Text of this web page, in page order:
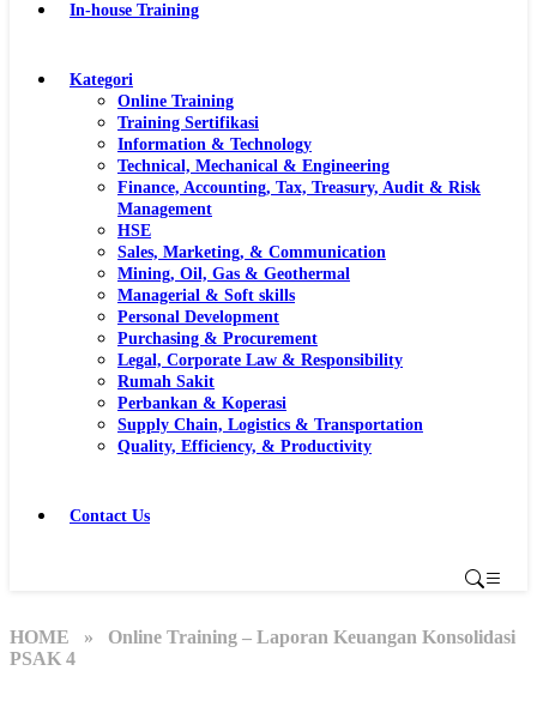
In-house Training
Kategori
Online Training
Training Sertifikasi
Information & Technology
Technical, Mechanical & Engineering
Finance, Accounting, Tax, Treasury, Audit & Risk
Management
HSE
Sales, Marketing, & Communication
Mining, Oil, Gas & Geothermal
Managerial & Soft skills
Personal Development
Purchasing & Procurement
Legal, Corporate Law & Responsibility
Rumah Sakit
Perbankan & Koperasi
Supply Chain, Logistics & Transportation
Quality, Efficiency, & Productivity
Contact Us
HOME » Online Training – Laporan Keuangan Konsolidasi
PSAK 4